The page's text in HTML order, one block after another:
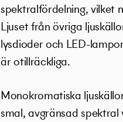
spektralfördelning, vilket
Ljuset från övriga
lysdioder och LED-
är otillräckliga.
Monokromatiska
smal, avgränsad spektral